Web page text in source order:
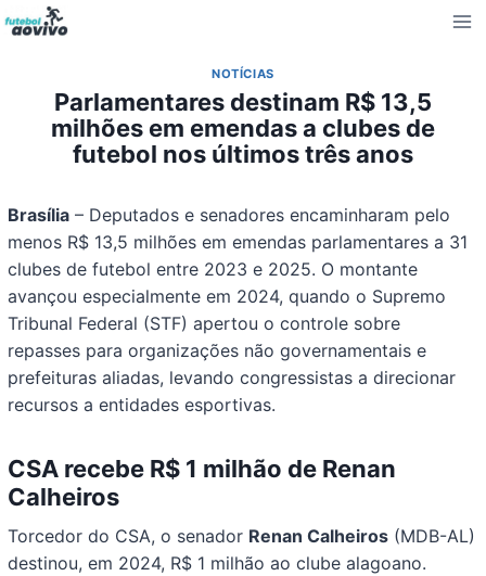
Pular
para
Conteúdo
NOTÍCIAS
Parlamentares destinam R$ 13,5
milhões em emendas a clubes de
futebol nos últimos três anos
Brasília – Deputados e senadores encaminharam pelo
menos R$ 13,5 milhões em emendas parlamentares a 31
clubes de futebol entre 2023 e 2025. O montante
avançou especialmente em 2024, quando o Supremo
Tribunal Federal (STF) apertou o controle sobre
repasses para organizações não governamentais e
prefeituras aliadas, levando congressistas a direcionar
recursos a entidades esportivas.
CSA recebe R$ 1 milhão de Renan
Calheiros
Torcedor do CSA, o senador Renan Calheiros (MDB-AL)
destinou, em 2024, R$ 1 milhão ao clube alagoano.